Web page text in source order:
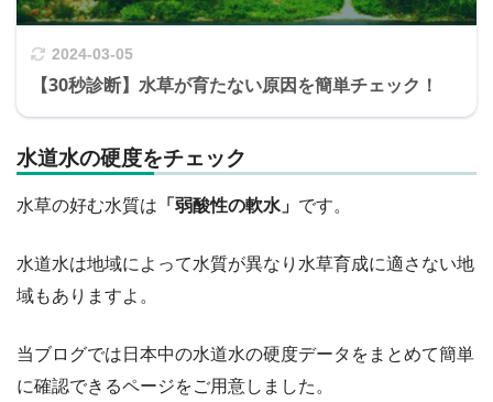
2024-03-05
【30秒診断】水草が育たない原因を簡単チェック！
水道水の硬度をチェック
水草の好む水質は 「弱酸性の軟水」 です。
水道水は地域によって水質が異なり水草育成に適さない地
域もありますよ。
当ブログでは日本中の水道水の硬度データをまとめて簡単
に確認できるページをご用意しました。